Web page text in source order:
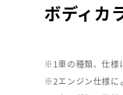
ボディカ
車の種類、仕様
エンジン仕様に